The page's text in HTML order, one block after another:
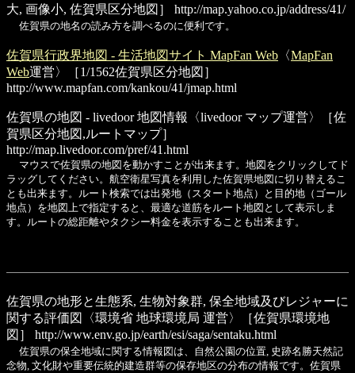
大, 画像小, 佐賀県区分地図］
http://map.yahoo.co.jp/address/41/
佐賀県の地名の読み方を調べるのに便利です。
佐賀県行政界地図 - 生活地図サイト MapFan Web 〈MapFan
Web運営〉［1/1562佐賀県区分地図］
http://www.mapfan.com/kankou/41/jmap.html
佐賀県の地図 - livedoor 地図情報
〈livedoor マップ運営〉［佐
賀県区分地図,ルートマップ］
http://map.livedoor.com/pref/41.html
マウスで佐賀県の地図を動かすことが出来ます。地図をクリックしてド
ラッグしてください。航空衛星写真を利用した佐賀県地図に切り替えるこ
とも出来ます。ルート検索では出発地（スタート地点）と目的地（ゴール
地点）を地図上で指定すると、最適な道筋をルート地図として表示しま
す。ルートの総距離やタクシー料金を表示することも出来ます。
佐賀県の地形と生態系, 生物対象群, 保全地域及びレジャーに
関する評価図
〈環境省 地球環境局 運営〉［佐賀県環境地
図］
http://www.env.go.jp/earth/esi/saga/sentaku.html
佐賀県の保全地域に関する情報図は、自然公園の位置, 史跡名勝天然記
念物, 文化財や重要伝統的建造群等の保存地区の分布の情報です。佐賀県